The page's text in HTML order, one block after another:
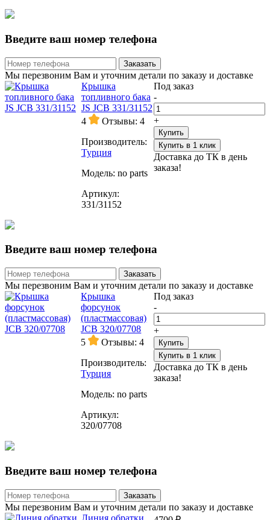
Введите ваш номер телефона
Заказать
Мы перезвоним Вам и уточним детали по заказу и доставке
Крышка
топливного бака
JS JCB 331/31152
4
Отзывы: 4
Производитель:
Турция
Модель: no parts
Артикул:
331/31152
Под заказ
-
+
Купить
Купить в 1 клик
Доставка до ТК в день
заказа!
Введите ваш номер телефона
Заказать
Мы перезвоним Вам и уточним детали по заказу и доставке
Крышка
форсунок
(пластмассовая)
JCB 320/07708
5
Отзывы: 4
Производитель:
Турция
Модель: no parts
Артикул:
320/07708
Под заказ
-
+
Купить
Купить в 1 клик
Доставка до ТК в день
заказа!
Введите ваш номер телефона
Заказать
Мы перезвоним Вам и уточним детали по заказу и доставке
Линия обратки